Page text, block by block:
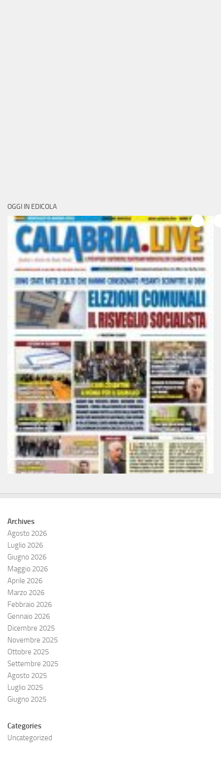
OGGI IN EDICOLA
Archives
Agosto 2026
Luglio 2026
Giugno 2026
Maggio 2026
Aprile 2026
Marzo 2026
Febbraio 2026
Gennaio 2026
Dicembre 2025
Novembre 2025
Ottobre 2025
Settembre 2025
Agosto 2025
Luglio 2025
Giugno 2025
Categories
Uncategorized